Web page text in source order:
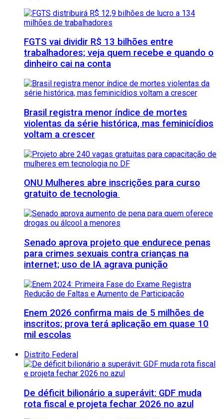
FGTS vai dividir R$ 13 bilhões entre
trabalhadores; veja quem recebe e quando o
dinheiro cai na conta
Brasil registra menor índice de mortes
violentas da série histórica, mas feminicídios
voltam a crescer
ONU Mulheres abre inscrições para curso
gratuito de tecnologia
Senado aprova projeto que endurece penas
para crimes sexuais contra crianças na
internet; uso de IA agrava punição
Enem 2026 confirma mais de 5 milhões de
inscritos; prova terá aplicação em quase 10
mil escolas
Distrito Federal
De déficit bilionário a superávit: GDF muda
rota fiscal e projeta fechar 2026 no azul